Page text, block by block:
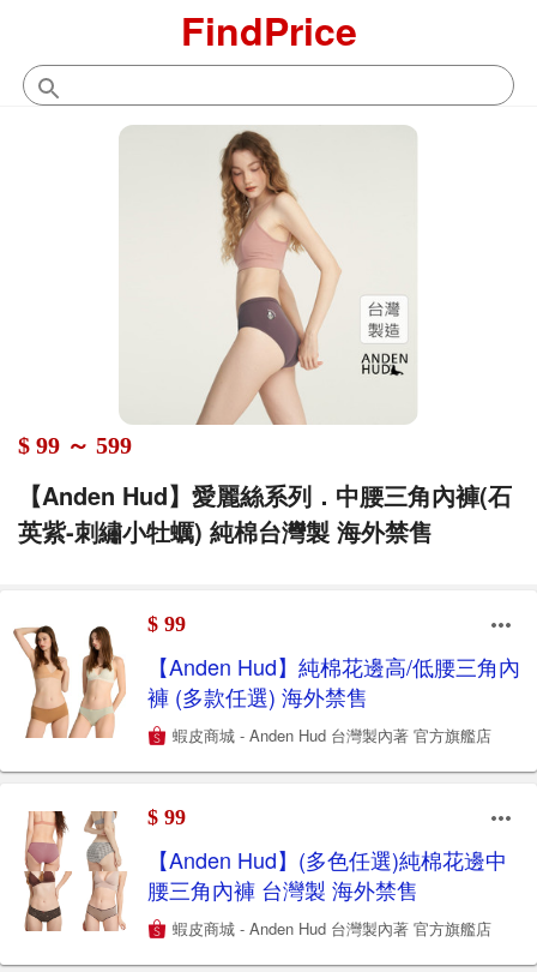
FindPrice
$ 99 ～ 599
【Anden Hud】愛麗絲系列．中腰三角內褲(石
英紫-刺繡小牡蠣) 純棉台灣製 海外禁售
$ 99
【Anden Hud】純棉花邊高/低腰三角內
褲 (多款任選) 海外禁售
蝦皮商城 - Anden Hud 台灣製內著 官方旗艦店
$ 99
【Anden Hud】(多色任選)純棉花邊中
腰三角內褲 台灣製 海外禁售
蝦皮商城 - Anden Hud 台灣製內著 官方旗艦店